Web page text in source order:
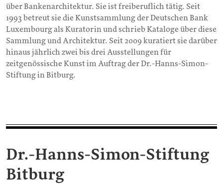
über Bankenarchitektur. Sie ist freiberuflich tätig. Seit
1993 betreut sie die Kunstsammlung der Deutschen Bank
Luxembourg als Kuratorin und schrieb Kataloge über diese
Sammlung und Architektur. Seit 2009 kuratiert sie darüber
hinaus jährlich zwei bis drei Ausstellungen für
zeitgenössische Kunst im Auftrag der Dr.-Hanns-Simon-
Stiftung in Bitburg.
Dr.-Hanns-Simon-Stiftung
Bitburg